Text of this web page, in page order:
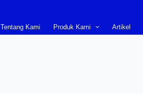
Tentang Kami Produk Kami Artikel